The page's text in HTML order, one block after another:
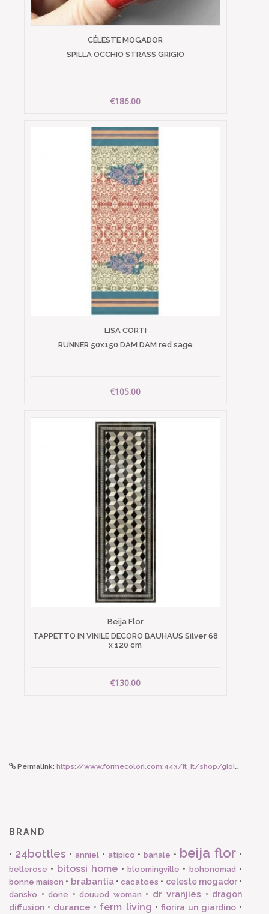
CÉLESTE MOGADOR
SPILLA OCCHIO STRASS GRIGIO
€186.00
LISA CORTI
RUNNER 50x150 DAM DAM red sage
€105.00
Beija Flor
TAPPETTO IN VINILE DECORO BAUHAUS Silver 68
x 120 cm
€130.00
Permalink: https://www.formecolori.com:443/it_it/shop/gioielli/spille/celeste_mogador_spilla_mini_blu_anatra_con_perle_d_acqua_dolce/5299
BRAND
• 24bottles • anniel• atipico •banale • beija flor •
bellerose • bitossi home • bloomingville • bohonomad •
bonne maison • brabantia•cacatoes • celeste mogador•
dansko • done • douuod woman • dr vranjies • dragon
diffusion • durance • ferm living • fiorira un giardino•